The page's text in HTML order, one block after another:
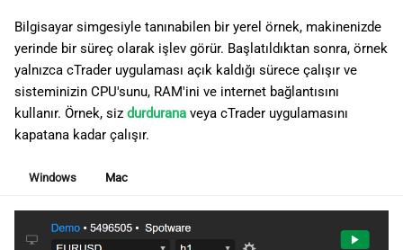
Bilgisayar simgesiyle tanınabilen bir yerel örnek, makinenizde
yerinde bir süreç olarak işlev görür. Başlatıldıktan sonra, örnek
yalnızca cTrader uygulaması açık kaldığı sürece çalışır ve
sisteminizin CPU'sunu, RAM'ini ve internet bağlantısını
kullanır. Örnek, siz durdurana veya cTrader uygulamasını
kapatana kadar çalışır.
Windows Mac